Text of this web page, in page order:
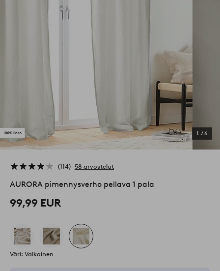
1 /6
114 58 arvostelut
AURORA pimennysverho pellava 1 pala
99,99 EUR
Väri: Valkoinen